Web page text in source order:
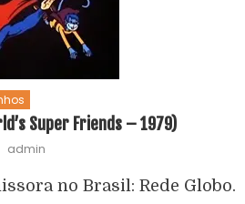
Super Friends – 1979)
admin
no Brasil: Rede Globo.